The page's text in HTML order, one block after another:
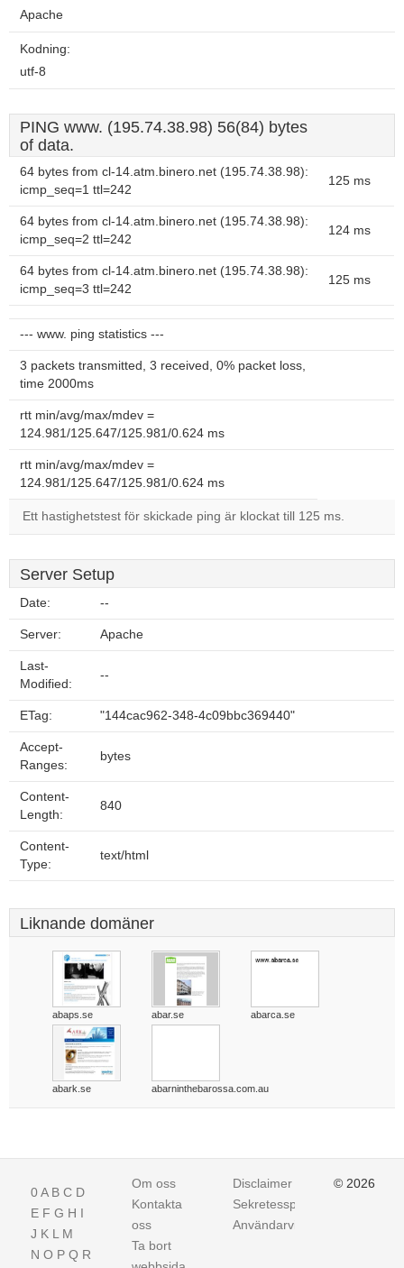
Apache
Kodning:
utf-8
PING www. (195.74.38.98) 56(84) bytes
of data.
64 bytes from cl-14.atm.binero.net (195.74.38.98):
icmp_seq=1 ttl=242
125 ms
64 bytes from cl-14.atm.binero.net (195.74.38.98):
icmp_seq=2 ttl=242
124 ms
64 bytes from cl-14.atm.binero.net (195.74.38.98):
icmp_seq=3 ttl=242
125 ms
--- www. ping statistics ---
3 packets transmitted, 3 received, 0% packet loss,
time 2000ms
rtt min/avg/max/mdev =
124.981/125.647/125.981/0.624 ms
rtt min/avg/max/mdev =
124.981/125.647/125.981/0.624 ms
Ett hastighetstest för skickade ping är klockat till 125 ms.
Server Setup
Date: --
Server: Apache
Last-
Modified:
--
ETag: "144cac962-348-4c09bbc369440"
Accept-
Ranges:
bytes
Content-
Length:
840
Content-
Type:
text/html
Liknande domäner
abaps.se abar.se abarca.se
abark.se abarninthebarossa.com.au
0A B C D
E F G H I
J K L M
N O P Q R
Om oss
Kontakta
oss
Ta bort
Disclaimer
Sekretesspolicy
Användarvillkor
© 2026